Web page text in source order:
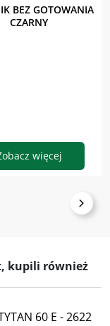
BEZ GOTOWANIA
CZARNY
więcej
kupili również